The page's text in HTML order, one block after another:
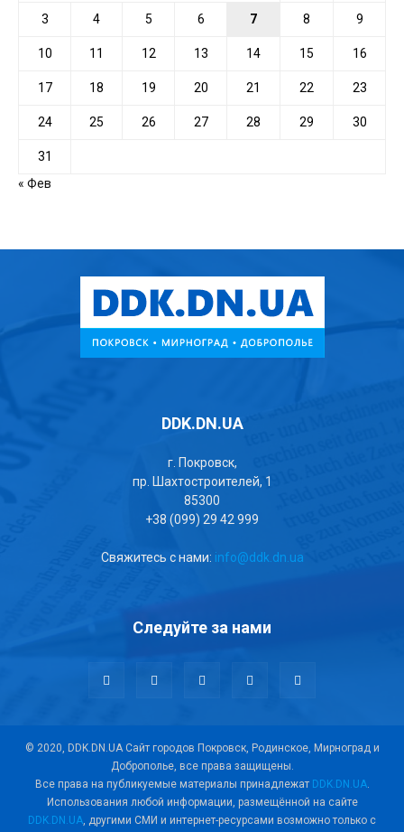
3 4 5 6 7 8 9
10 11 12 13 14 15 16
17 18 19 20 21 22 23
24 25 26 27 28 29 30
31
« Фев
DDK.DN.UA
г. Покровск,
пр. Шахтостроителей, 1
85300
+38 (099) 29 42 999
Свяжитесь с нами: info@ddk.dn.ua
Следуйте за нами
© 2020, DDK.DN.UA Сайт городов Покровск, Родинское, Мирноград и
Доброполье, все права защищены.
Все права на публикуемые материалы принадлежат DDK.DN.UA.
Использования любой информации, размещённой на сайте
DDK.DN.UA , другими СМИ и интернет-ресурсами возможно только с